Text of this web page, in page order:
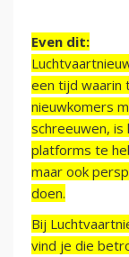
Even dit:
een tijd waarin
nieuwkomers
schreeuwen,
platforms te
maar ook
doen.
Bij
vind je die